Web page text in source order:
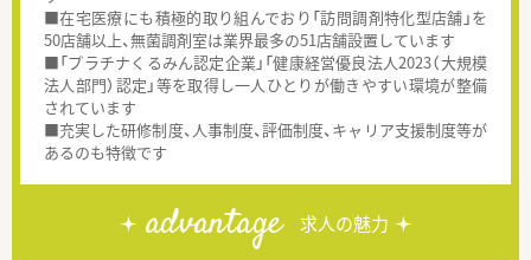
■在宅医療にも積極的取り組んでおり「訪問調剤特化型店舗」を
50店舗以上、無菌調剤室は業界最多の51店舗設置しています
■「プラチナくるみん認定企業」「健康経営優良法人2023（大規模
法人部門）認定」等を取得し一人ひとりが働きやすい環境が整備
されています
■充実した研修制度、人事制度、評価制度、キャリア支援制度等が
あるのも特徴です
advantage 求人の魅力